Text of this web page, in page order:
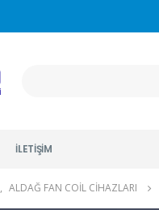
İLETIŞIM
, ALDAĞ FAN COIL CIHAZLARI